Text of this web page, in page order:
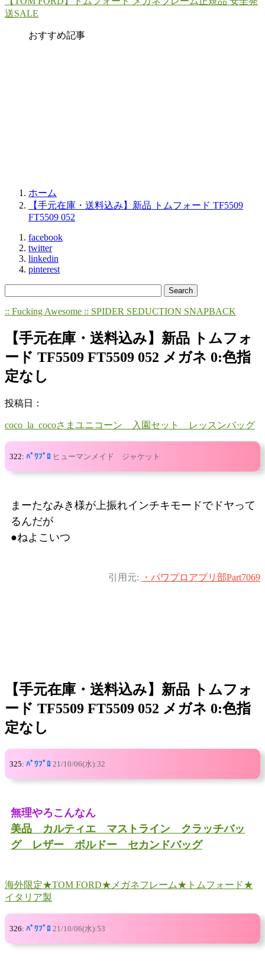
送SALE
おすすめ記事
ホーム
【手元在庫・送料込み】新品 トムフォード TF5509
FT5509 052
facebook
twitter
linkedin
pinterest
:: Fucking Awesome :: SPIDER SEDUCTION SNAPBACK
【手元在庫・送料込み】新品 トムフォ
ード TF5509 FT5509 052 メガネ 0:色指
定なし
投稿日：
coco_la_cocoさまユニコーン 入園セット レッスンバッグ
322: ﾊﾟﾜﾌﾟﾛ ヒューマンメイド ジャケット
まーたなみき様が上振れインチキモードでドヤって
るんだが
●ねよこいつ
引用元: ・パワプロアプリ部Part7069
【手元在庫・送料込み】新品 トムフォ
ード TF5509 FT5509 052 メガネ 0:色指
定なし
325: ﾊﾟﾜﾌﾟﾛ 21/10/06(水):32
無理やろこんなん
美品 カルティエ マストライン クラッチバッ
グ レザー ボルドー セカンドバッグ
海外限定★TOM FORD★メガネフレーム★トムフォード★
イタリア製
326: ﾊﾟﾜﾌﾟﾛ 21/10/06(水):53